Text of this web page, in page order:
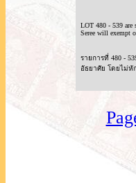
LOT 480 - 539 are
Seree will exempt
รายการที่ 480 -
อัธยาศัย โดยไม่หั